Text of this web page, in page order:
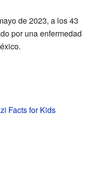
de 2023, a los 43
por una enfermedad
Facts for Kids